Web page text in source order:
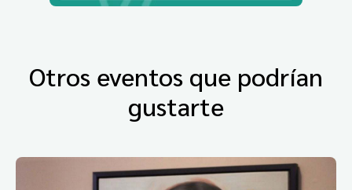
Otros eventos que podrían
gustarte